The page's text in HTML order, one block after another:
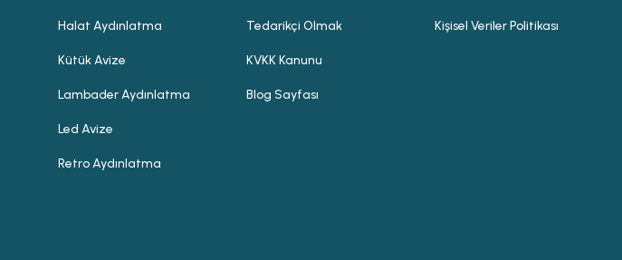
Halat Aydınlatma
Kütük Avize
Lambader Aydınlatma
Led Avize
Retro Aydınlatma
Tedarikçi Olmak
KVKK Kanunu
Blog Sayfası
Kişisel Veriler Politikası